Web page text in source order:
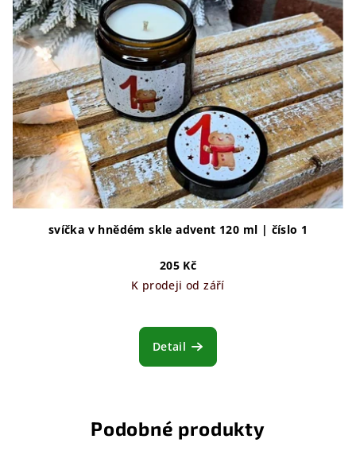
svíčka v hnědém skle advent 120 ml | číslo 1
205 Kč
K prodeji od září
Detail
Podobné produkty